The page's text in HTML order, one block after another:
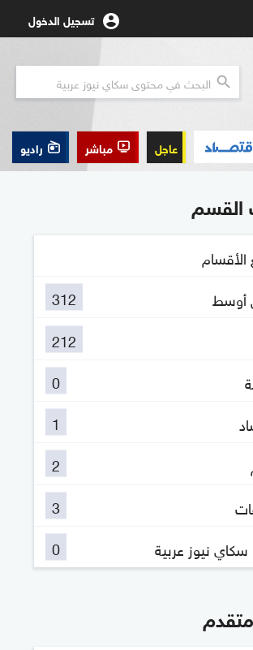
تسجيل الدخول
عاجل مباشر راديو
أوسط
312
212
0
1
2
3
سكاي نيوز عربية
0